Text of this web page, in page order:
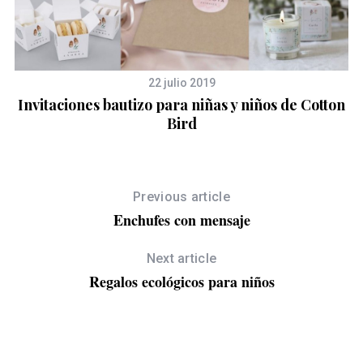
22 julio 2019
Invitaciones bautizo para niñas y niños de Cotton
Bird
Previous article
Enchufes con mensaje
Next article
Regalos ecológicos para niños